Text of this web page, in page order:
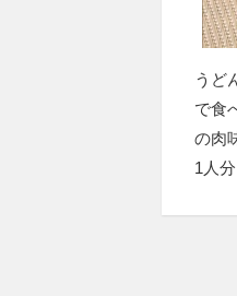
うど
で食
の肉
1人